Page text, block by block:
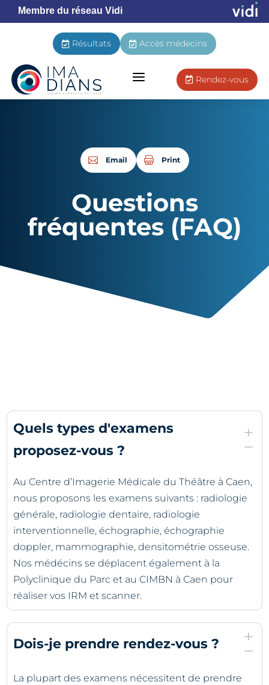
Membre du réseau Vidi
 Résultats  Accès médecins
a  Rendez-vous
Email Print
Questions
fréquentes (FAQ)
Quels types d'examens
proposez-vous ?
L
K
Au Centre d’Imagerie Médicale du Théâtre à Caen,
nous proposons les examens suivants : radiologie
générale, radiologie dentaire, radiologie
interventionnelle, échographie, échographie
doppler, mammographie, densitométrie osseuse.
Nos médécins se déplacent également à la
Polyclinique du Parc et au CIMBN à Caen pour
réaliser vos IRM et scanner.
Dois-je prendre rendez-vous ?
L
K
La plupart des examens nécessitent de prendre